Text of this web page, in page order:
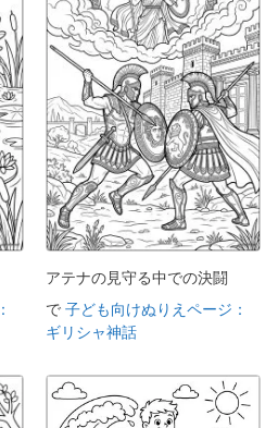
アテナの見守る中での決闘
で 子ども向けぬりえページ：
ギリシャ神話